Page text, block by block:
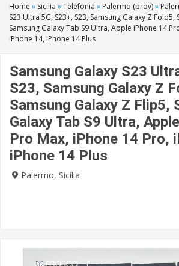
Home » Sicilia »Telefonia » Palermo (prov)»
S23 Ultra 5G, S23+, S23, Samsung Galaxy Z Fold5,
Samsung Galaxy Tab S9 Ultra, Apple iPhone 14
iPhone 14, iPhone 14 Plus
Samsung Galaxy S23
S23, Samsung Galaxy Z
Samsung Galaxy Z Flip5,
Galaxy Tab S9 Ultra,
Pro Max, iPhone 14 Pro,
iPhone 14 Plus
Palermo, Sicilia